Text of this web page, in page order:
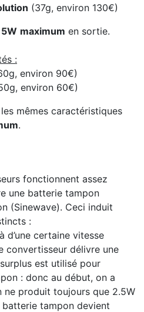
(37g, environ 130€)
5W maximum en sortie.
:
environ 90€)
environ 60€)
mêmes caractéristiques
.
fonctionnent assez
une batterie tampon
(Sinewave). Ceci induit
:
d’une certaine vitesse
convertisseur délivre une
est utilisé pour
: donc au début, on a
ne produit toujours que 2.5W
batterie tampon devient